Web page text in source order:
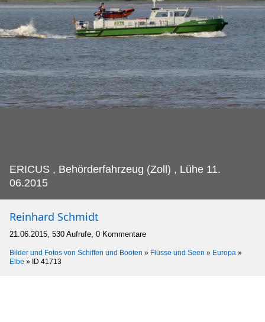
ERICUS , Behörderfahrzeug (Zoll) , Lühe 11.
06.2015
Reinhard Schmidt
21.06.2015, 530 Aufrufe, 0 Kommentare
Bilder und Fotos von Schiffen und Booten » Flüsse und Seen » Europa »
Elbe » ID 41713